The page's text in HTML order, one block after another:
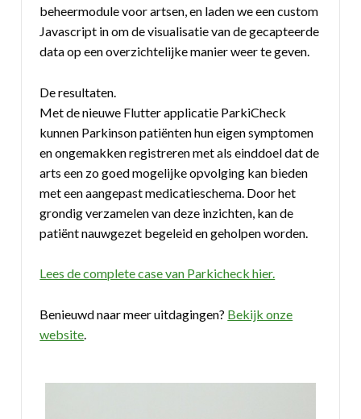
beheermodule voor artsen, en laden we een custom
Javascript in om de visualisatie van de gecapteerde
data op een overzichtelijke manier weer te geven.
De resultaten.
Met de nieuwe Flutter applicatie ParkiCheck
kunnen Parkinson patiënten hun eigen symptomen
en ongemakken registreren met als einddoel dat de
arts een zo goed mogelijke opvolging kan bieden
met een aangepast medicatieschema. Door het
grondig verzamelen van deze inzichten, kan de
patiënt nauwgezet begeleid en geholpen worden.
Lees de complete case van Parkicheck hier.
Benieuwd naar meer uitdagingen? Bekijk onze
website